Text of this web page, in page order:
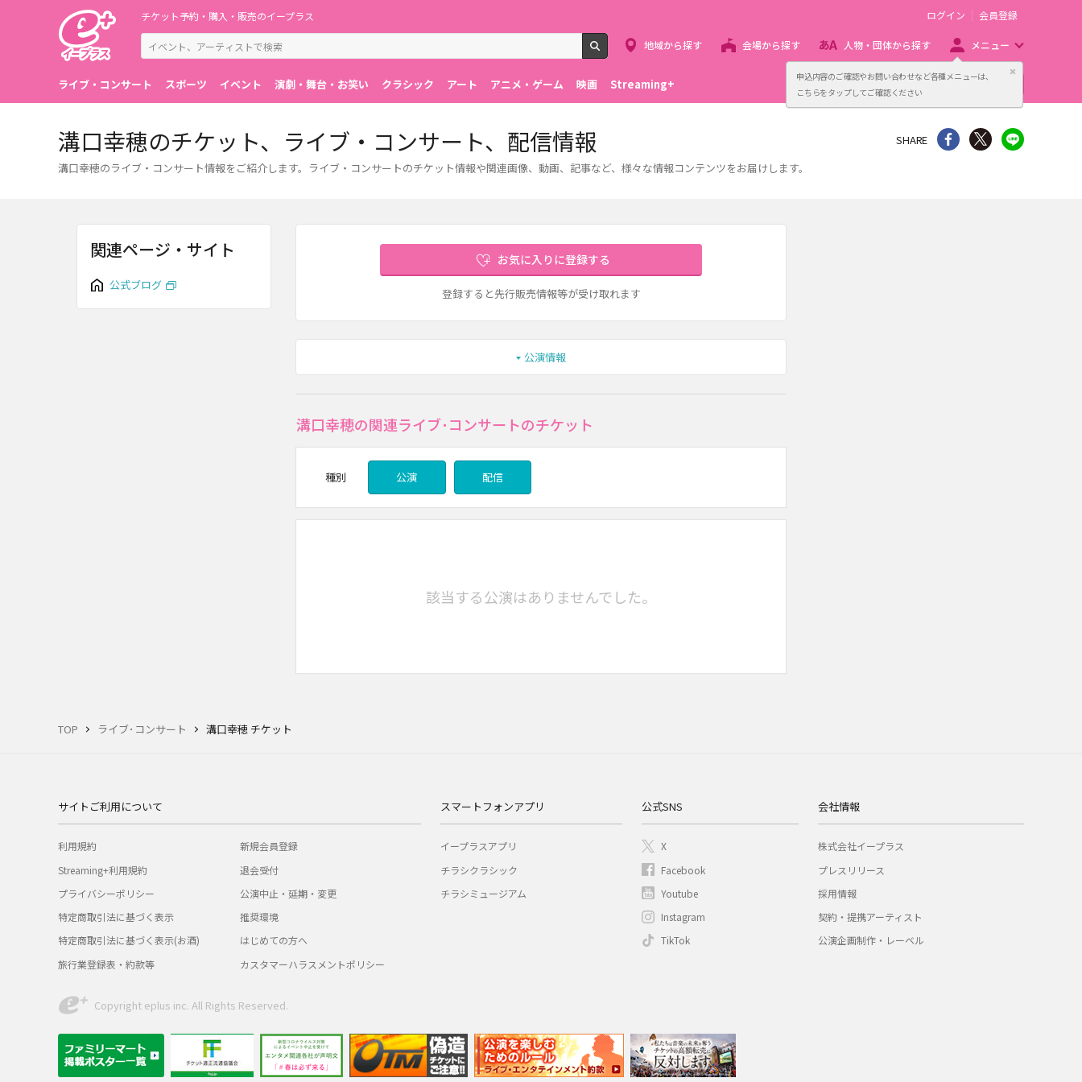
申込内容のご確認やお問い合わせなど各種メニューは、
こちらをタップしてご確認ください
閉じる
チケット予約・購入・販売のイープラス
検索
ログイン 会員登録
地域から探す 会場から探す 人物・団体から探す メニュー
ライブ・コンサート スポーツ イベント 演劇・舞台・お笑い クラシック アート アニメ・ゲーム 映画 Streaming+ 主催者向け販売サービス
TOP ライブ･コンサート 溝口幸穂 チケット
溝口幸穂のチケット、ライブ・コンサート、配信情報
溝口幸穂のライブ・コンサート情報をご紹介します。ライブ・コンサートのチケット情報や関連画像、動画、記事など、様々な情報コンテンツをお届けします。
SHARE シェア Twitter
お気に入りに登録する
登録すると先行販売情報等が受け取れます
公演情報
溝口幸穂の関連ライブ･コンサートのチケット
種別 公演 配信
該当する公演はありませんでした。
関連ページ・サイト
公式ブログ
サイトご利用について
利用規約
Streaming+利用規約
プライバシーポリシー
特定商取引法に基づく表示
特定商取引法に基づく表示(お酒)
旅行業登録表・約款等
新規会員登録
退会受付
公演中止・延期・変更
推奨環境
はじめての方へ
カスタマーハラスメントポリシー
スマートフォンアプリ
イープラスアプリ
チラシクラシック
チラシミュージアム
公式SNS
X
Facebook
Youtube
Instagram
TikTok
会社情報
株式会社イープラス
プレスリリース
採用情報
契約・提携アーティスト
公演企画制作・レーベル
Copyright eplus inc. All Rights Reserved.